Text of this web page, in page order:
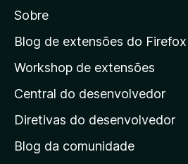
a
a
á
g
i
a
Sobre
Blog de extensões do Firefox
Workshop de extensões
Central do desenvolvedor
Diretivas do desenvolvedor
Blog da comunidade